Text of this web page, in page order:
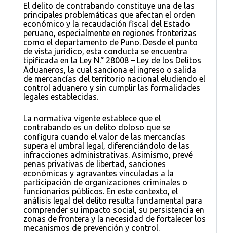
El delito de contrabando constituye una de las
principales problemáticas que afectan el orden
económico y la recaudación fiscal del Estado
peruano, especialmente en regiones fronterizas
como el departamento de Puno. Desde el punto
de vista jurídico, esta conducta se encuentra
tipificada en la Ley N.° 28008 – Ley de los Delitos
Aduaneros, la cual sanciona el ingreso o salida
de mercancías del territorio nacional eludiendo el
control aduanero y sin cumplir las formalidades
legales establecidas.
La normativa vigente establece que el
contrabando es un delito doloso que se
configura cuando el valor de las mercancías
supera el umbral legal, diferenciándolo de las
infracciones administrativas. Asimismo, prevé
penas privativas de libertad, sanciones
económicas y agravantes vinculadas a la
participación de organizaciones criminales o
funcionarios públicos. En este contexto, el
análisis legal del delito resulta fundamental para
comprender su impacto social, su persistencia en
zonas de frontera y la necesidad de fortalecer los
mecanismos de prevención y control.